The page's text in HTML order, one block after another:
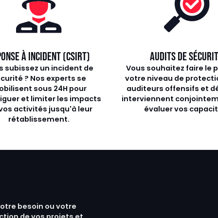
À INCIDENT (CSIRT)
subissez un incident de
? Nos experts se
sous 24H pour
et limiter les impacts
activités jusqu'à leur
rétablissement.
AUDITS DE
Vous souhaitez faire le
votre niveau de
auditeurs offensifs et
interviennent
évaluer vos
besoin ou votre